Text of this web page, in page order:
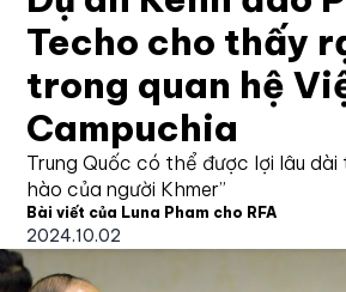
Techo cho thấy
trong quan hệ
Campuchia
Trung Quốc có thể được lợi lâu dài
hào của người Khmer”
Bài viết của Luna Pham cho RFA
2024.10.02